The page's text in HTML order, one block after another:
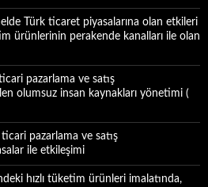
Türk ticaret piyasalarına olan etkileri
ürünlerinin perakende kanalları ile olan
pazarlama ve satış
olumsuz insan kaynakları yönetimi (
pazarlama ve satış
ile etkileşimi
hızlı tüketim ürünleri imalatında,